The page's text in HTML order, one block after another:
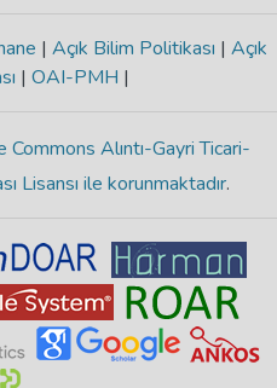
| Açık Bilim Politikası | Açık
| OAI-PMH |
Alıntı-Gayri Ticari-
Lisansı ile korunmaktadır.